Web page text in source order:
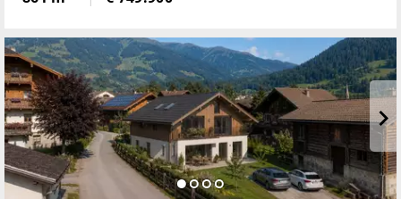
des Salzburger Seengebiets liegt dieses